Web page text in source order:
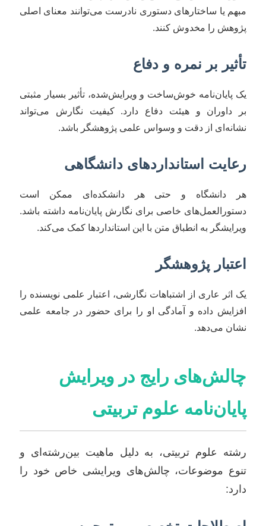
مبهم یا ساختارهای دستوری نادرست می‌توانند معنای اصلی
پژوهش را مخدوش کنند.
تأثیر بر نمره و دفاع
یک پایان‌نامه خوش‌ساخت و ویرایش‌شده، تأثیر بسیار مثبتی
بر داوران و هیئت دفاع دارد. کیفیت نگارش می‌تواند
نشانه‌ای از دقت و وسواس علمی پژوهشگر باشد.
رعایت استانداردهای دانشگاهی
هر دانشگاه و حتی هر دانشکده‌ای ممکن است
دستورالعمل‌های خاصی برای نگارش پایان‌نامه داشته باشد.
ویرایشگر به انطباق متن با این استانداردها کمک می‌کند.
اعتبار پژوهشگر
یک اثر عاری از اشتباهات نگارشی، اعتبار علمی نویسنده را
افزایش داده و آمادگی او را برای حضور در جامعه علمی
نشان می‌دهد.
چالش‌های رایج در ویرایش
پایان‌نامه علوم تربیتی
رشته علوم تربیتی، به دلیل ماهیت بین‌رشته‌ای و
تنوع موضوعات، چالش‌های ویرایشی خاص خود را
دارد: